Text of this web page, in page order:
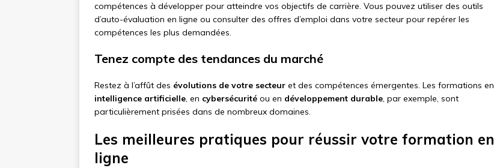
compétences à développer pour atteindre vos objectifs de carrière. Vous pouvez utiliser des outils
d’auto-évaluation en ligne ou consulter des offres d’emploi dans votre secteur pour repérer les
compétences les plus demandées.
Tenez compte des tendances du marché
Restez à l’affût des évolutions de votre secteur et des compétences émergentes. Les formations en
intelligence artificielle, en cybersécurité ou en développement durable, par exemple, sont
particulièrement prisées dans de nombreux domaines.
Les meilleures pratiques pour réussir votre formation en
ligne